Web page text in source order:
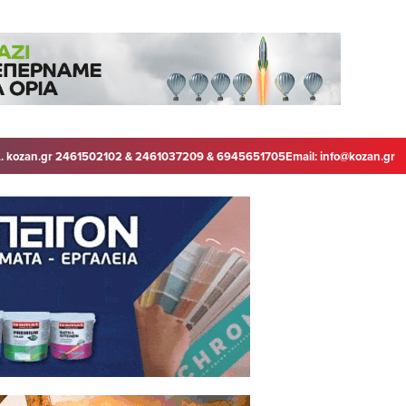
kozan.gr 2461502102 & 2461037209 & 6945651705Email:info@kozan.gr